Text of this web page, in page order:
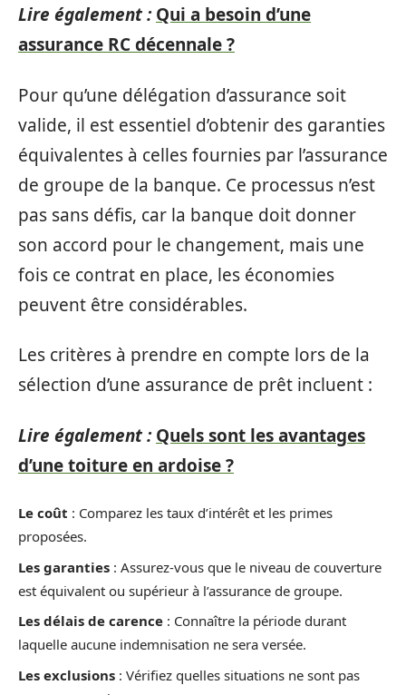
Lire également : Qui a besoin d’une
assurance RC décennale ?
Pour qu’une délégation d’assurance soit
valide, il est essentiel d’obtenir des garanties
équivalentes à celles fournies par l’assurance
de groupe de la banque. Ce processus n’est
pas sans défis, car la banque doit donner
son accord pour le changement, mais une
fois ce contrat en place, les économies
peuvent être considérables.
Les critères à prendre en compte lors de la
sélection d’une assurance de prêt incluent :
Lire également : Quels sont les avantages
d’une toiture en ardoise ?
Le coût : Comparez les taux d’intérêt et les primes
proposées.
Les garanties : Assurez-vous que le niveau de couverture
est équivalent ou supérieur à l’assurance de groupe.
Les délais de carence : Connaître la période durant
laquelle aucune indemnisation ne sera versée.
Les exclusions : Vérifiez quelles situations ne sont pas